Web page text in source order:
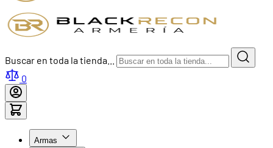
Buscar en toda la tienda...
0
Armas